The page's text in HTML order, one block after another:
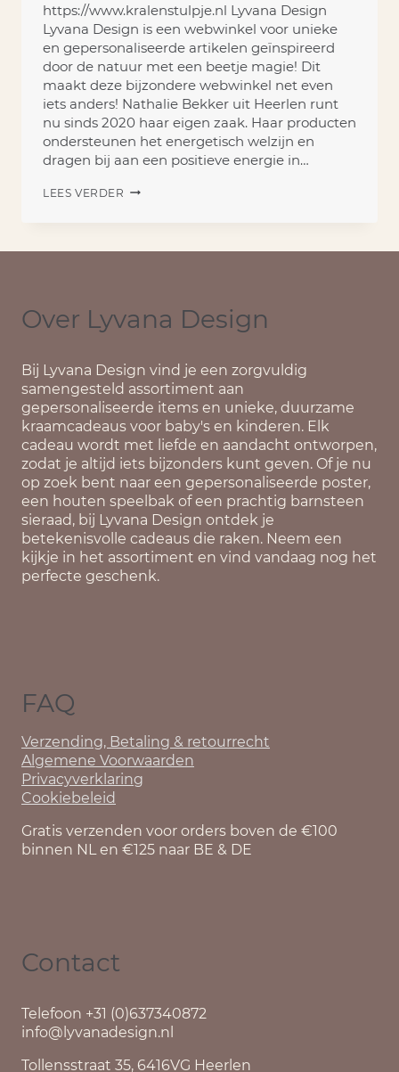
https://www.kralenstulpje.nl Lyvana Design
Lyvana Design is een webwinkel voor unieke
en gepersonaliseerde artikelen geïnspireerd
door de natuur met een beetje magie! Dit
maakt deze bijzondere webwinkel net even
iets anders! Nathalie Bekker uit Heerlen runt
nu sinds 2020 haar eigen zaak. Haar producten
ondersteunen het energetisch welzijn en
dragen bij aan een positieve energie in…
LEES VERDER GASTBLOG
Over Lyvana Design
Bij Lyvana Design vind je een zorgvuldig
samengesteld assortiment aan
gepersonaliseerde items en unieke, duurzame
kraamcadeaus voor baby's en kinderen. Elk
cadeau wordt met liefde en aandacht ontworpen,
zodat je altijd iets bijzonders kunt geven. Of je nu
op zoek bent naar een gepersonaliseerde poster,
een houten speelbak of een prachtig barnsteen
sieraad, bij Lyvana Design ontdek je
betekenisvolle cadeaus die raken. Neem een
kijkje in het assortiment en vind vandaag nog het
perfecte geschenk.
FAQ
Verzending, Betaling & retourrecht
Algemene Voorwaarden
Privacyverklaring
Cookiebeleid
Gratis verzenden voor orders boven de €100
binnen NL en €125 naar BE & DE
Contact
Telefoon +31 (0)637340872
info@lyvanadesign.nl
Tollensstraat 35, 6416VG Heerlen